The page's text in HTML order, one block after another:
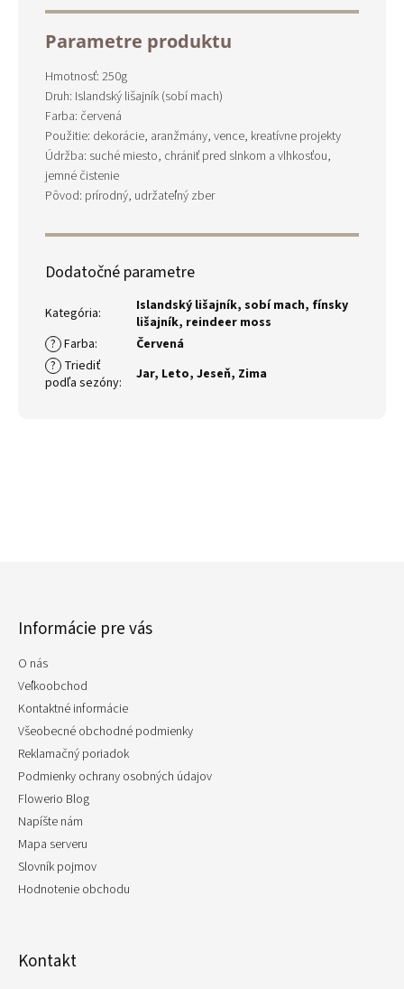
Parametre produktu
Hmotnosť: 250g
Druh: Islandský lišajník (sobí mach)
Farba: červená
Použitie: dekorácie, aranžmány, vence, kreatívne projekty
Údržba: suché miesto, chrániť pred slnkom a vlhkosťou,
jemné čistenie
Pôvod: prírodný, udržateľný zber
Dodatočné parametre
Kategória:
Islandský lišajník, sobí mach, fínsky
lišajník, reindeer moss
? Farba:
Červená
? Triediť
podľa sezóny: Jar, Leto, Jeseň, Zima
Informácie pre vás
O nás
Veľkoobchod
Kontaktné informácie
Všeobecné obchodné podmienky
Reklamačný poriadok
Podmienky ochrany osobných údajov
Flowerio Blog
Napíšte nám
Mapa serveru
Slovník pojmov
Hodnotenie obchodu
Kontakt